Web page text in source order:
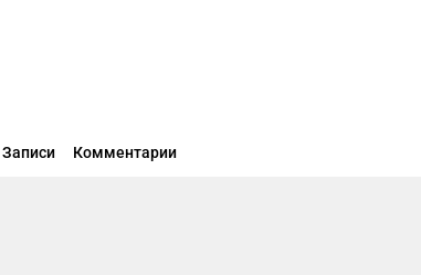
Записи Комментарии